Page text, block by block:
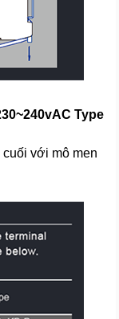
Type
với mô men